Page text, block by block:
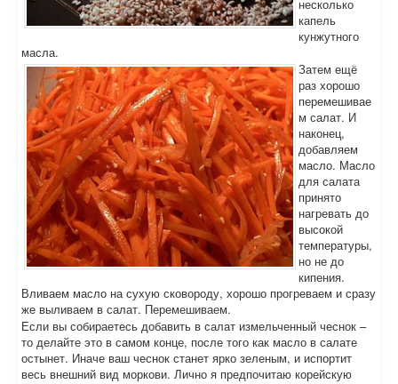
несколько
капель
кунжутного
масла.
Затем ещё
раз хорошо
перемешивае
м салат. И
наконец,
добавляем
масло. Масло
для салата
принято
нагревать до
высокой
температуры,
но не до
кипения.
Вливаем масло на сухую сковороду, хорошо прогреваем и сразу
же выливаем в салат. Перемешиваем.
Если вы собираетесь добавить в салат измельченный чеснок –
то делайте это в самом конце, после того как масло в салате
остынет. Иначе ваш чеснок станет ярко зеленым, и испортит
весь внешний вид моркови. Лично я предпочитаю корейскую